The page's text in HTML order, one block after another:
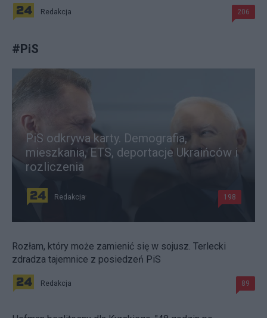
Redakcja 206
#PiS
PiS odkrywa karty. Demografia,
mieszkania, ETS, deportacje Ukraińców i
rozliczenia
Redakcja 198
Rozłam, który może zamienić się w sojusz. Terlecki
zdradza tajemnice z posiedzeń PiS
Redakcja 89